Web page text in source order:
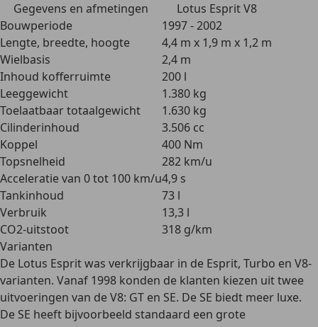
Gegevens en afmetingen
Lotus Esprit V8
Bouwperiode
1997 - 2002
Lengte, breedte, hoogte
4,4 m x 1,9 m x 1,2 m
Wielbasis
2,4 m
Inhoud kofferruimte
200 l
Leeggewicht
1.380 kg
Toelaatbaar totaalgewicht
1.630 kg
Cilinderinhoud
3.506 cc
Koppel
400 Nm
Topsnelheid
282 km/u
Acceleratie van 0 tot 100 km/u4,9 s
Tankinhoud
73 l
Verbruik
13,3 l
CO2-uitstoot
318 g/km
Varianten
De Lotus Esprit was verkrijgbaar in de Esprit, Turbo en V8-
varianten. Vanaf 1998 konden de klanten kiezen uit twee
uitvoeringen van de V8: GT en SE. De SE biedt meer luxe.
De SE heeft bijvoorbeeld standaard een grote